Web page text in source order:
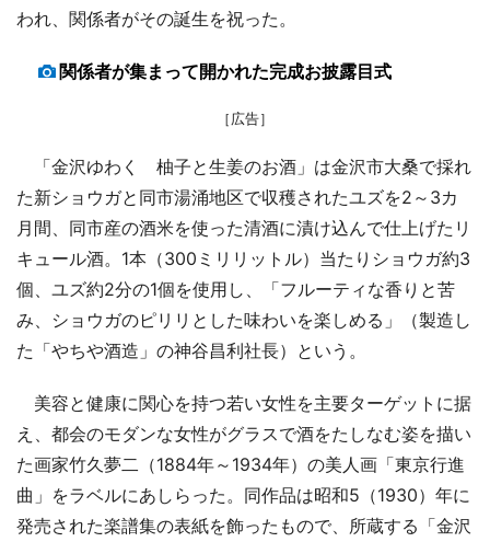
われ、関係者がその誕生を祝った。
関係者が集まって開かれた完成お披露目式
［広告］
「金沢ゆわく 柚子と生姜のお酒」は金沢市大桑で採れ
た新ショウガと同市湯涌地区で収穫されたユズを2～3カ
月間、同市産の酒米を使った清酒に漬け込んで仕上げたリ
キュール酒。1本（300ミリリットル）当たりショウガ約3
個、ユズ約2分の1個を使用し、「フルーティな香りと苦
み、ショウガのピリリとした味わいを楽しめる」（製造し
た「やちや酒造」の神谷昌利社長）という。
美容と健康に関心を持つ若い女性を主要ターゲットに据
え、都会のモダンな女性がグラスで酒をたしなむ姿を描い
た画家竹久夢二（1884年～1934年）の美人画「東京行進
曲」をラベルにあしらった。同作品は昭和5（1930）年に
発売された楽譜集の表紙を飾ったもので、所蔵する「金沢